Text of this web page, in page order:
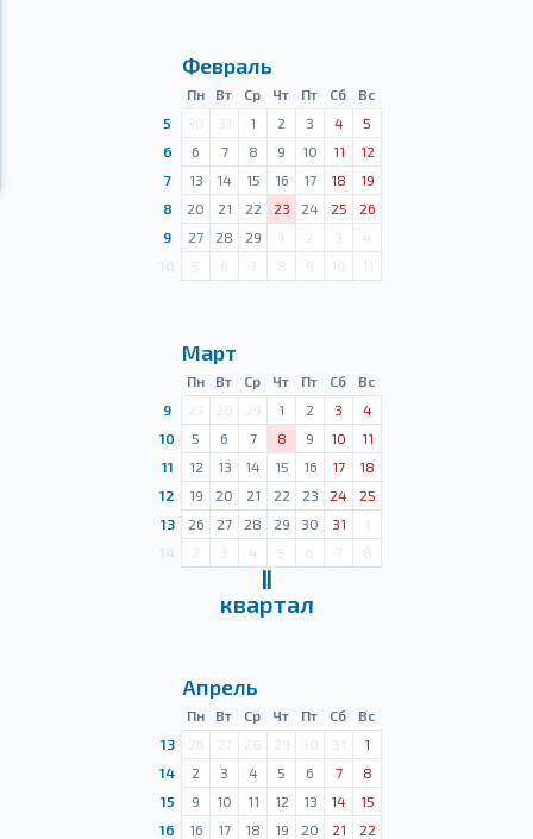
Февраль
Пн Вт Ср Чт Пт Сб
Вс
5
30 31 1 2 3 4
5
6
6 7 8 9 10 11
12
7
13 14 15 16 17 18
19
8
20 21 22 23 24 25
26
9
27 28 29 1 2 3
4
5 6 7 8 9 10 11
Март
Пн Вт Ср Чт Пт Сб
Вс
9
27 28 29 1 2 3
4
10
5 6 7 8 9 10
11
11
12 13 14 15 16 17
18
12
19 20 21 22 23 24
25
13
26 27 28 29 30 31
1
2 3 4 5 6 7 8
Ⅱ
квартал
Апрель
Пн Вт Ср Чт Пт Сб
Вс
13
26 27 28 29 30 31
1
14
2 3 4 5 6 7
8
15
9 10 11 12 13 14
15
16
16 17 18 19 20 21
22